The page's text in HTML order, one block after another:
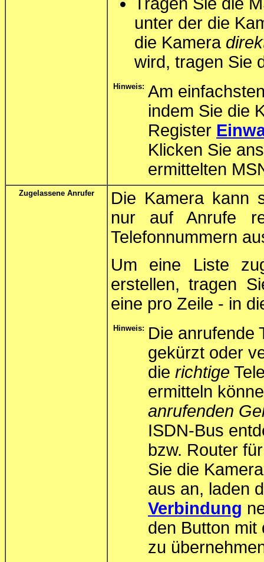
unter der die
die Kamera
wird, tragen Sie
Hinweis: Am
indem Sie die
Register
Klicken Sie
ermittelten
Zugelassene Anrufer
Die Kamera kann
nur auf Anrufe
Telefonnummern
Um eine Liste
erstellen, tragen
eine pro Zeile - in
Hinweis: Die anrufende
gekürzt oder
die richtige
ermitteln
anrufenden
ISDN-Bus
bzw. Router
Sie die
aus an, laden
Verbindung
den Button mit
zu